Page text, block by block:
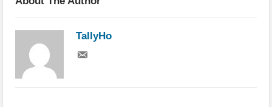
TallyHo